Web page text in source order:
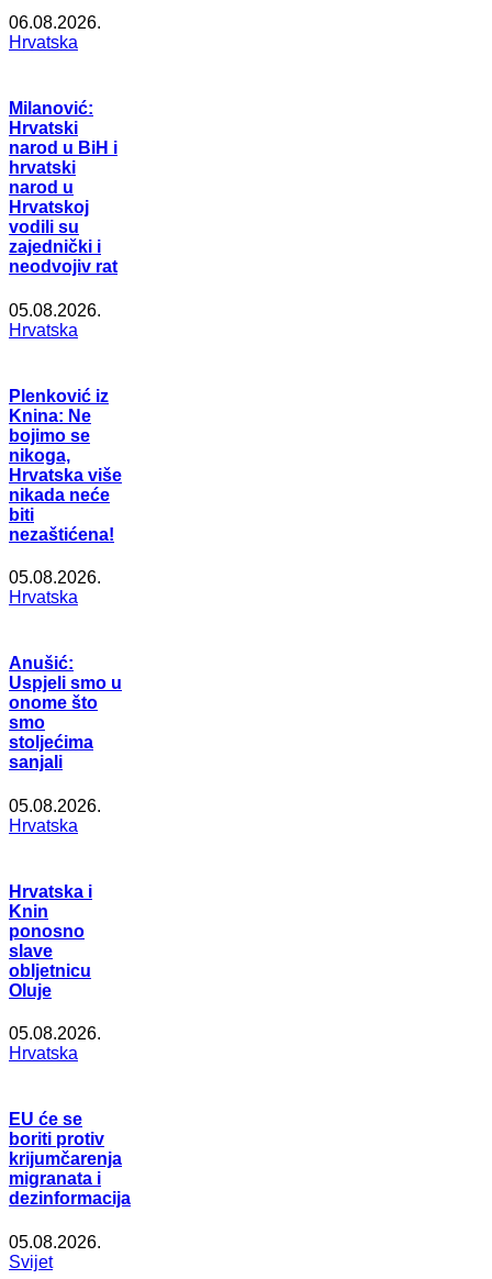
06.08.2026.
Hrvatska
Milanović:
Hrvatski
narod u BiH i
hrvatski
narod u
Hrvatskoj
vodili su
zajednički i
neodvojiv rat
05.08.2026.
Hrvatska
Plenković iz
Knina: Ne
bojimo se
nikoga,
Hrvatska više
nikada neće
biti
nezaštićena!
05.08.2026.
Hrvatska
Anušić:
Uspjeli smo u
onome što
smo
stoljećima
sanjali
05.08.2026.
Hrvatska
Hrvatska i
Knin
ponosno
slave
obljetnicu
Oluje
05.08.2026.
Hrvatska
EU će se
boriti protiv
krijumčarenja
migranata i
dezinformacija
05.08.2026.
Svijet